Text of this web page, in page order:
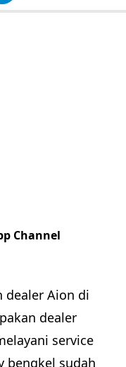
Channel
dealer Aion di
dealer
service
bengkel sudah